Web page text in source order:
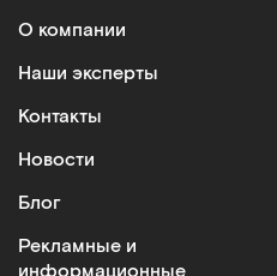
О компании
Наши эксперты
Контакты
Новости
Блог
Рекламные и